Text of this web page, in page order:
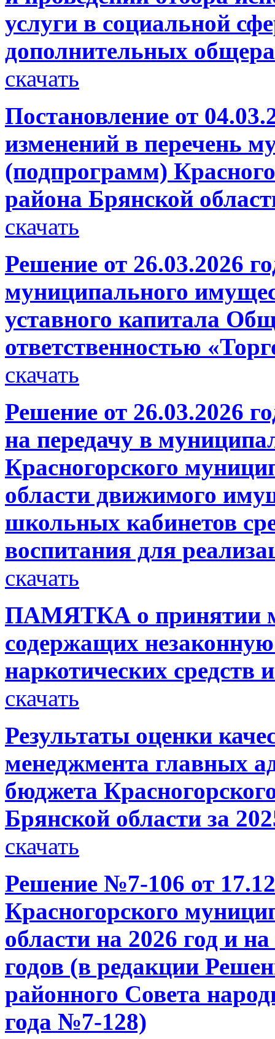
услуги в социальной
дополнительных
скачать
Постановление от
изменений в перечень
(подпрограмм)
района Брянской
скачать
Решение от 26.03.2026
муниципального
уставного капитала
ответственностью
скачать
Решение от 26.03.2026
на передачу в
Красногорского
области движимого
школьных кабинетов
воспитания для
скачать
ПАМЯТКА о принятии
содержащих
наркотических средств
скачать
Результаты оценки
менеджмента главных
бюджета
Брянской области за
скачать
Решение №7-106 от
Красногорского
области на 2026 год и
годов (в редакции
районного Совета
года №7-128)